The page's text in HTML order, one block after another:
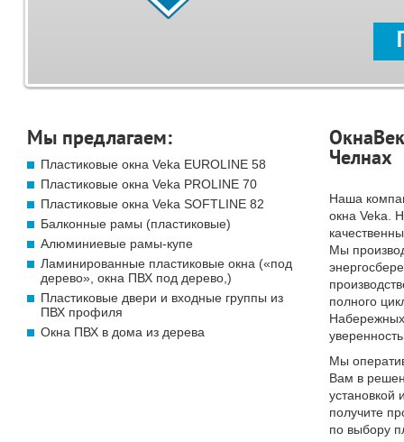
Мы предлагаем:
Пластиковые окна Veka EUROLINE 58
Пластиковые окна Veka PROLINE 70
Пластиковые окна Veka SOFTLINE 82
Балконные рамы (пластиковые)
Алюминиевые рамы-купе
Ламинированные пластиковые окна («под
дерево», окна ПВХ под дерево,)
Пластиковые двери и входные группы из
ПВХ профиля
Окна ПВХ в дома из дерева
Челнах
Наша
окна Veka.
Мы
полного
Мы
Вам в
установкой
получите
по выбору